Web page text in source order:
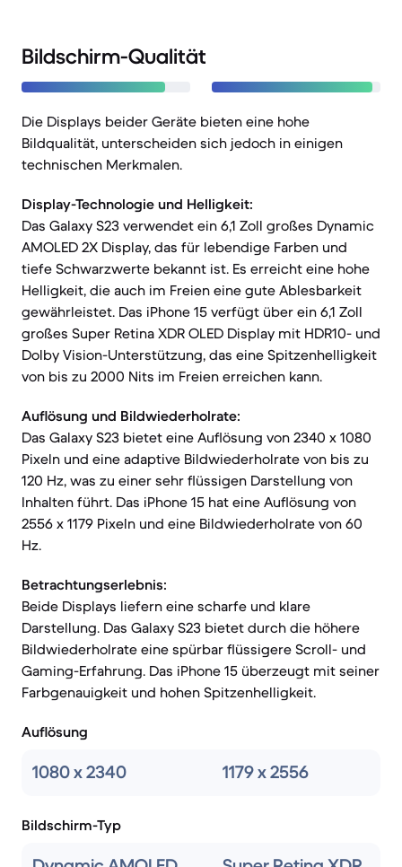
Bildschirm-Qualität
Die Displays beider Geräte bieten eine hohe
Bildqualität, unterscheiden sich jedoch in einigen
technischen Merkmalen.
Display-Technologie und Helligkeit:
Das Galaxy S23 verwendet ein 6,1 Zoll großes Dynamic
AMOLED 2X Display, das für lebendige Farben und
tiefe Schwarzwerte bekannt ist. Es erreicht eine hohe
Helligkeit, die auch im Freien eine gute Ablesbarkeit
gewährleistet. Das iPhone 15 verfügt über ein 6,1 Zoll
großes Super Retina XDR OLED Display mit HDR10- und
Dolby Vision-Unterstützung, das eine Spitzenhelligkeit
von bis zu 2000 Nits im Freien erreichen kann.
Auflösung und Bildwiederholrate:
Das Galaxy S23 bietet eine Auflösung von 2340 x 1080
Pixeln und eine adaptive Bildwiederholrate von bis zu
120 Hz, was zu einer sehr flüssigen Darstellung von
Inhalten führt. Das iPhone 15 hat eine Auflösung von
2556 x 1179 Pixeln und eine Bildwiederholrate von 60
Hz.
Betrachtungserlebnis:
Beide Displays liefern eine scharfe und klare
Darstellung. Das Galaxy S23 bietet durch die höhere
Bildwiederholrate eine spürbar flüssigere Scroll- und
Gaming-Erfahrung. Das iPhone 15 überzeugt mit seiner
Farbgenauigkeit und hohen Spitzenhelligkeit.
Auflösung
1080 x 2340 1179 x 2556
Bildschirm-Typ